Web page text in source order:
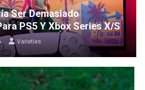
Ser Demasiado
PS5 Y Xbox Series X/S
Varieties